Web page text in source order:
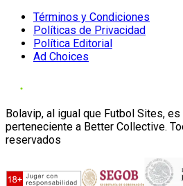
Términos y Condiciones
Políticas de Privacidad
Política Editorial
Ad Choices
Bolavip, al igual que Futbol Sites, es
perteneciente a Better Collective.
reservados